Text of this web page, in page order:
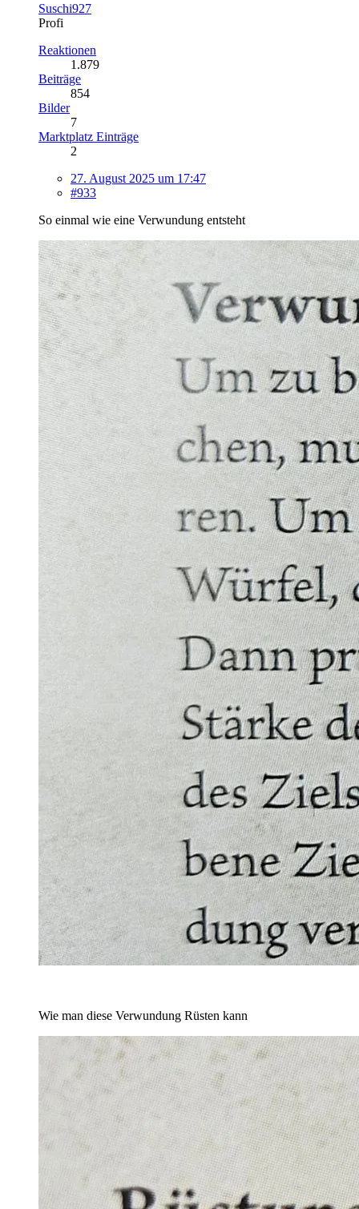
Suschi927
Profi
Reaktionen
1.879
Beiträge
854
Bilder
7
Marktplatz Einträge
2
27. August 2025 um 17:47
#933
So einmal wie eine Verwundung entsteht
Wie man diese Verwundung Rüsten kann